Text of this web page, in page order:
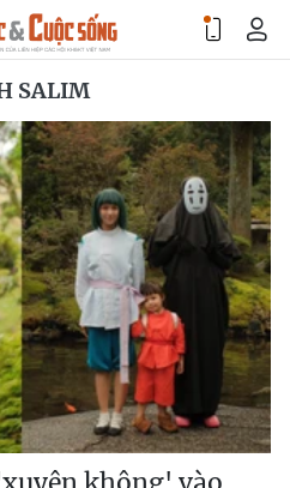
SALIM